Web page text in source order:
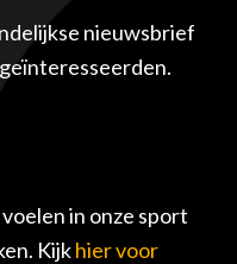
nieuwsbrief
in onze sport
Kijkhier voor